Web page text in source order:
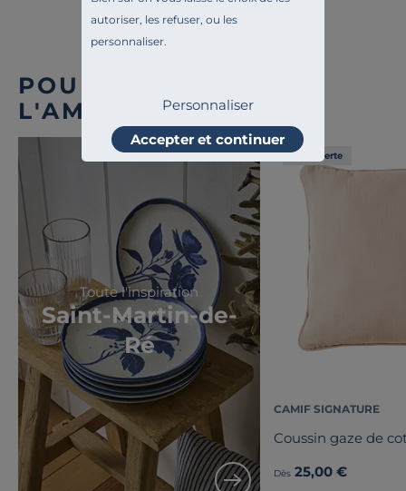
autoriser, les refuser, ou les
personnaliser.
Personnaliser
Accepter et continuer
POUR COMPLÉTER
L'AMBIANCE
Toute l'inspiration
Saint-Martin-de-
Ré
Liv. offerte
CAMIF SIGNATURE
Coussin gaze de
Dès 25,00 €